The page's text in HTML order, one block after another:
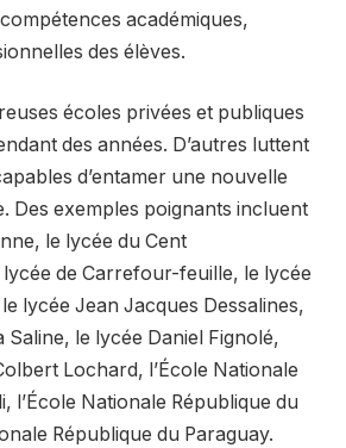
académiques,
des élèves.
écoles privées et publiques
des années. D’autres luttent
d’entamer une nouvelle
Des exemples poignants incluent
le lycée du Cent
de Carrefour-feuille, le lycée
lycée Jean Jacques Dessalines,
Saline, le lycée Daniel Fignolé,
Lochard, l’École Nationale
l’École Nationale République du
République du Paraguay.